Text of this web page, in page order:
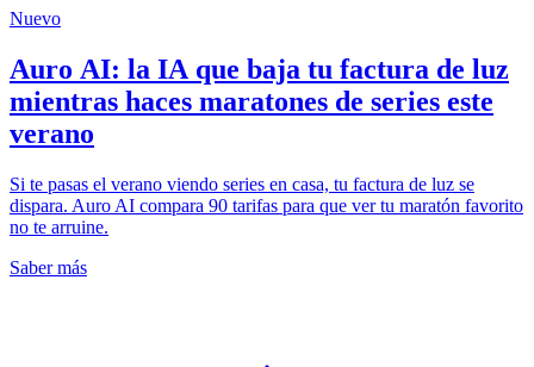
Nuevo
Auro AI: la IA que baja tu factura de luz
mientras haces maratones de series este
verano
Si te pasas el verano viendo series en casa, tu factura de luz se
dispara. Auro AI compara 90 tarifas para que ver tu maratón favorito
no te arruine.
Saber más